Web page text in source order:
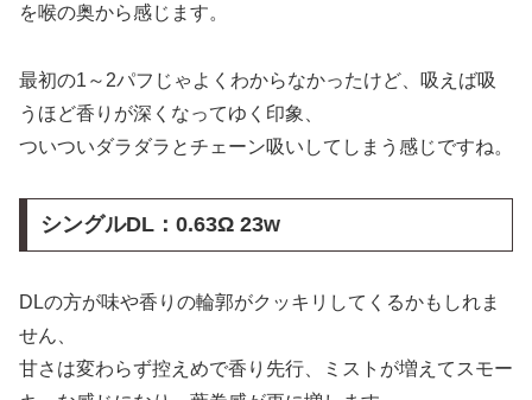
を喉の奥から感じます。
最初の1～2パフじゃよくわからなかったけど、吸えば吸
うほど香りが深くなってゆく印象、
ついついダラダラとチェーン吸いしてしまう感じですね。
シングルDL： 0.63Ω 23w
DLの方が味や香りの輪郭がクッキリしてくるかもしれま
せん、
甘さは変わらず控えめで香り先行、ミストが増えてスモー